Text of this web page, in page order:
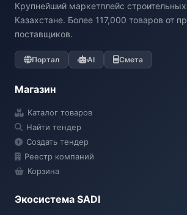
Крупнейший маркетплейс
Казахстане. Более 117,000 товаров от
поставщиков.
Портал AI Смета
Магазин
Каталог товаров
Найти тендер
Создать тендер
Реестр компаний
Корзина
Экосистема SADI